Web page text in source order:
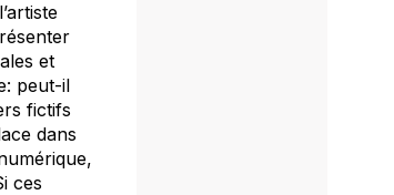
et
peut-il
fictifs
dans
ces